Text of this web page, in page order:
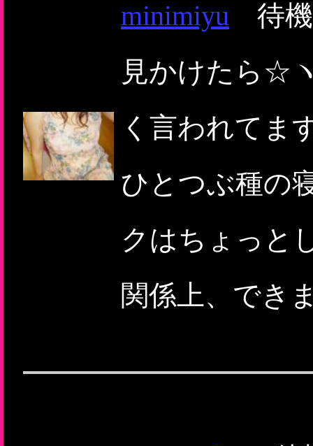
minimiyu 待機
見かけたら☆
く言われてま
ひとつぶ種の
クはちょっと
関係上、でき